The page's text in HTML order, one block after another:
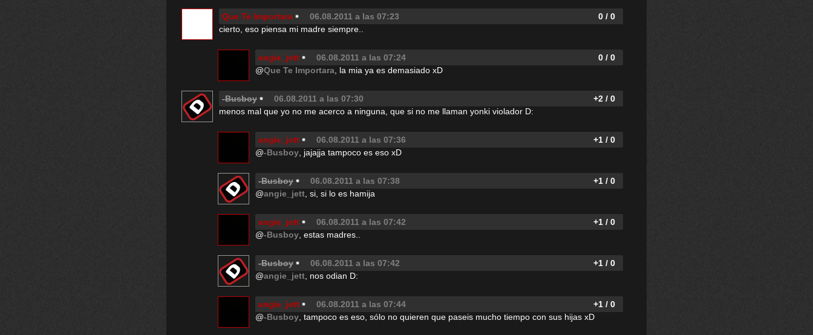
Que Te Importara 06.08.2011 a las 07:23
0 / 0
cierto, eso piensa mi madre siempre..
angie_jett 06.08.2011 a las 07:24
0 / 0
@Que Te Importara , la mia ya es demasiado xD
-Busboy 06.08.2011 a las 07:30
+2 / 0
menos mal que yo no me acerco a ninguna, que si no me llaman yonki violador D:
angie_jett 06.08.2011 a las 07:36
+1 / 0
@-Busboy , jajajja tampoco es eso xD
-Busboy 06.08.2011 a las 07:38
+1 / 0
@angie_jett , si, si lo es hamija
angie_jett 06.08.2011 a las 07:42
+1 / 0
@-Busboy , estas madres..
-Busboy 06.08.2011 a las 07:42
+1 / 0
@angie_jett , nos odian D:
angie_jett 06.08.2011 a las 07:44
+1 / 0
@-Busboy , tampoco es eso, sólo no quieren que paseis mucho tiempo con sus hijas xD